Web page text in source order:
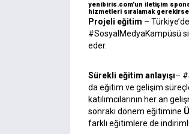
yenibiris.com’un iletişim
hizmetleri sıralamak
Projeli eğitim –
#SosyalMedyaKampüsü
eder.
Sürekli eğitim anlayışı–
da eğitim ve gelişim
katılımcılarının her an
sonraki dönem eğitimine
farklı eğitimlere de